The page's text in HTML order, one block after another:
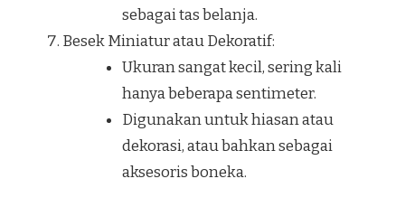
sebagai tas belanja.
Besek Miniatur atau Dekoratif:
Ukuran sangat kecil, sering kali
hanya beberapa sentimeter.
Digunakan untuk hiasan atau
dekorasi, atau bahkan sebagai
aksesoris boneka.